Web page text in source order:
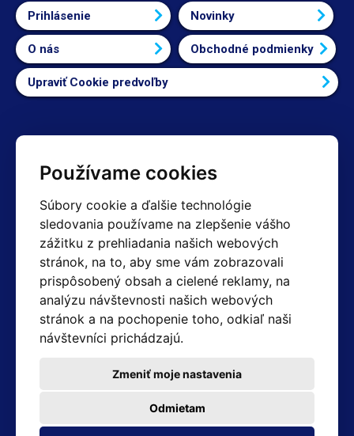
Používame cookies
Súbory cookie a ďalšie technológie
sledovania používame na zlepšenie vášho
zážitku z prehliadania našich webových
stránok, na to, aby sme vám zobrazovali
prispôsobený obsah a cielené reklamy, na
analýzu návštevnosti našich webových
stránok a na pochopenie toho, odkiaľ naši
návštevníci prichádzajú.
Odmietam
Zmeniť moje nastavenia
Prihlásenie Novinky
O nás Obchodné podmienky
Upraviť Cookie predvoľby
Kontakty
+420 603 357 606 +420 605 234 204
info@hotair.cz
Fakturačné a expedičné oddelenie
+420 605 259 759 (Po–Pia: 7:30 – 15:00)
Technické oddelenie
+420 603 355 085 (Po–Pia: 8:00 – 16:00)
servis@hotair.cz
Výdaj tovaru (Ostrava): Po-Pia: 8:00 - 16:00
Platba len v hotovosti